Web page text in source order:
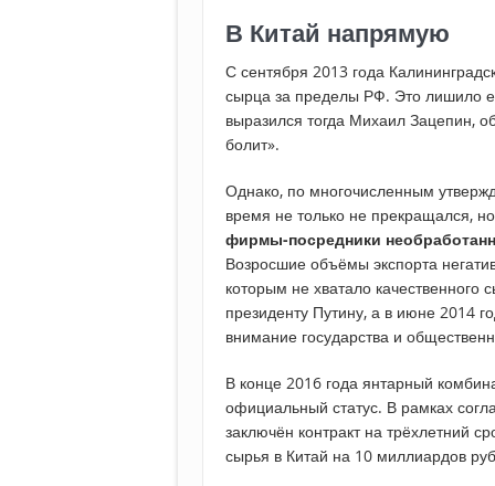
В Китай напрямую
С сентября 2013 года
сырца за пределы РФ. Это лишило
выразился тогда Михаил Зацепин,
болит».
Однако, по многочисленным
время не только не прекращался,
фирмы-посредники
Возросшие объёмы экспорта
которым не хватало
президенту Путину, а в июне 2014
внимание государства и
В конце 2016 года янтарный
официальный статус. В рамках
заключён контракт на трёхлетний
сырья в Китай на 10 миллиардов